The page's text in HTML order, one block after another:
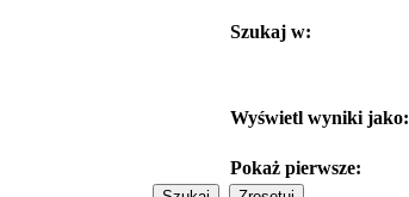
Szukaj w:
Wyświetl wyniki jako:
Pokaż pierwsze: